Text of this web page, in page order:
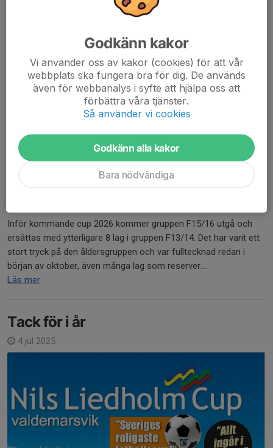
Inför kommande cup 2026 kommer gruppen F15/16 utgå och
ersättas med ytterligare 8 lag i gruppen F13/14. Det har varit ett
stort tryck på den åldersgruppen och var fulltecknad redan i
början av oktober, även många lag som reserver....
Läs mer
Tack för i år
4 jul 2025
Godkänn kakor
Vi använder oss av kakor (cookies) för att vår
webbplats ska fungera bra för dig. De används
även för webbanalys i syfte att hjälpa oss att
förbättra våra tjänster.
Så använder vi cookies
Godkänn alla kakor
Bara nödvändiga